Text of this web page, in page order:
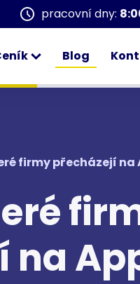
pracovní dny:
Blog
firmy přecházejí na
na